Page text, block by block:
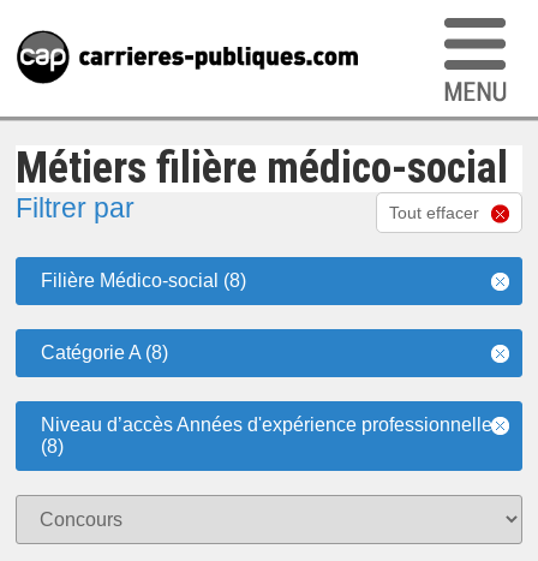
Métiers filière médico-social
Filtrer par Tout effacer
Filière Médico-social (8)
Catégorie A (8)
Niveau d’accès Années d'expérience professionnelle
(8)